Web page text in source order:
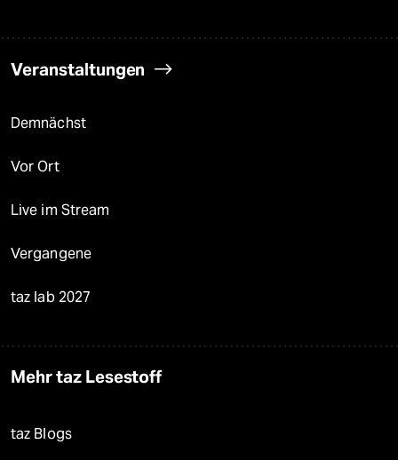
Veranstaltungen
Demnächst
Vor Ort
Live im Stream
Vergangene
taz lab 2027
Mehr taz Lesestoff
taz Blogs